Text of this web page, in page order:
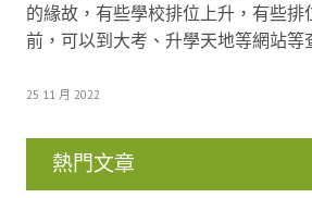
的緣故，有些學校排位上升，有些排
前，可以到大考、升學天地等網站等
25 11 月 2022
熱門文章